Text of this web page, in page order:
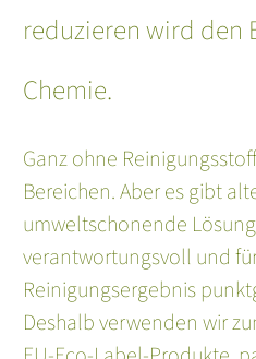
reduzieren wird den
Chemie.
Ganz ohne
Bereichen. Aber es gibt
umweltschonende
verantwortungsvoll und
Reinigungsergebnis
Deshalb verwenden wir